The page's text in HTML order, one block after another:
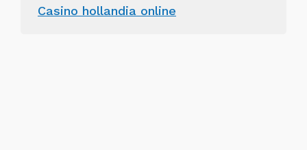
Casino hollandia online